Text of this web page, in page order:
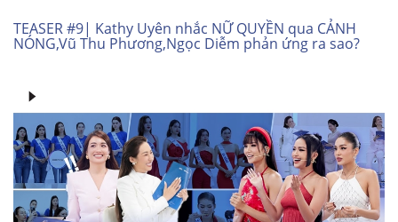
TEASER #9| Kathy Uyên nhắc NỮ QUYỀN qua CẢNH
NÓNG,Vũ Thu Phương,Ngọc Diễm phản ứng ra sao?